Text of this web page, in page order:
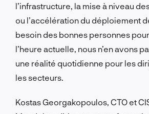
l’infrastructure, la mise à niveau
ou l’accélération du déploiement
besoin des bonnes personnes
l’heure actuelle, nous n’en avons
une réalité quotidienne pour les
les secteurs.
Kostas Georgakopoulos, CTO et